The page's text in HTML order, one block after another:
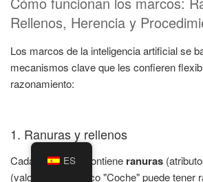
Rellenos, Herencia y
Los marcos de la inteligencia artificial se
mecanismos clave que les confieren
razonamiento:
1. Ranuras y rellenos
Cada fotograma contiene ranuras
(valores). Un marco "Coche" puede tener
ES